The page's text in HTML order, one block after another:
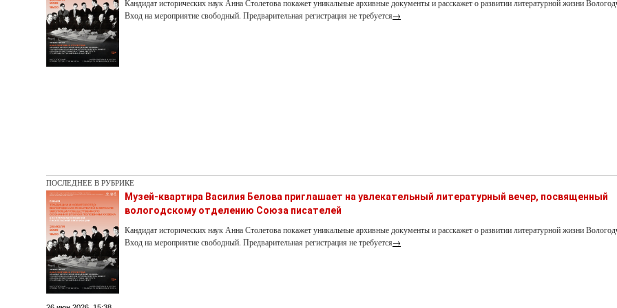
Кандидат исторических наук Анна Столетова покажет уникальные архивные документы и расскажет о развитии литературной жизни
Вход на мероприятие свободный. Предварительная регистрация не требуется→
ПОСЛЕДНЕЕ В РУБРИКЕ
Музей-квартира Василия Белова приглашает на увлекательный литературный вечер, посвященный
вологодскому отделению Союза писателей
Кандидат исторических наук Анна Столетова покажет уникальные архивные документы и расскажет о развитии литературной жизни
Вход на мероприятие свободный. Предварительная регистрация не требуется→